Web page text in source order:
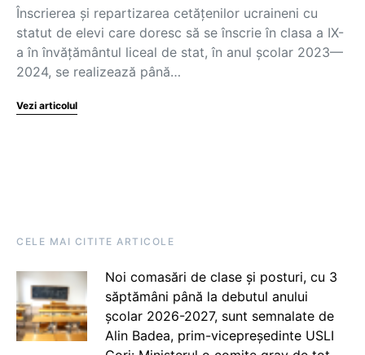
Înscrierea și repartizarea cetățenilor ucraineni cu
statut de elevi care doresc să se înscrie în clasa a IX-
a în învățământul liceal de stat, în anul școlar 2023—
2024, se realizează până…
Vezi articolul
CELE MAI CITITE ARTICOLE
Noi comasări de clase și posturi, cu 3
săptămâni până la debutul anului
școlar 2026-2027, sunt semnalate de
Alin Badea, prim-vicepreședinte USLI